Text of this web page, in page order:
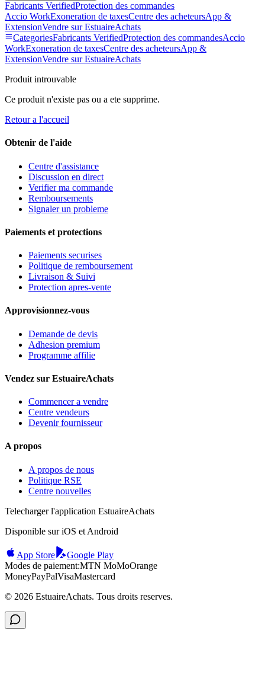
Fabricants VerifiedProtection des commandes
Accio WorkExoneration de taxesCentre des acheteursApp &
ExtensionVendre sur EstuaireAchats
CategoriesFabricants VerifiedProtection des commandesAccio
WorkExoneration de taxesCentre des acheteursApp &
ExtensionVendre sur EstuaireAchats
Produit introuvable
Ce produit n'existe pas ou a ete supprime.
Retour a l'accueil
Obtenir de l'aide
Centre d'assistance
Discussion en direct
Verifier ma commande
Remboursements
Signaler un probleme
Paiements et protections
Paiements securises
Politique de remboursement
Livraison & Suivi
Protection apres-vente
Approvisionnez-vous
Demande de devis
Adhesion premium
Programme affilie
Vendez sur EstuaireAchats
Commencer a vendre
Centre vendeurs
Devenir fournisseur
A propos
A propos de nous
Politique RSE
Centre nouvelles
Telecharger l'application EstuaireAchats
Disponible sur iOS et Android
App Store
Google Play
Modes de paiement:MTN MoMoOrange
MoneyPayPalVisaMastercard
© 2026 EstuaireAchats. Tous droits reserves.